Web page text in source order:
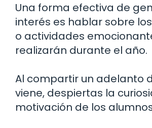
Una forma efectiva de
interés es hablar sobre
o actividades
realizarán durante el año.
Al compartir un adelanto
viene, despiertas la
motivación de los